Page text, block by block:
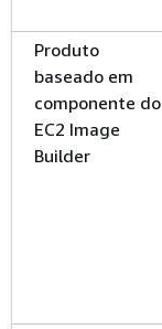
Produto
baseado em
componente do
EC2 Image
Builder